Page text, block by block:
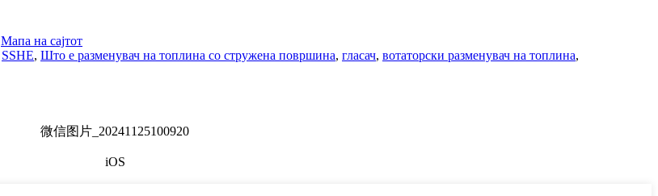
Мапа на сајтот
SSHE, Што е разменувач на топлина со стружена површина, гласач, вотаторски разменувач на топлина,
微信图片_20241125100920
iOS